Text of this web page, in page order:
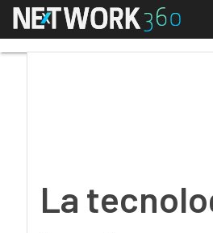
Menú
La